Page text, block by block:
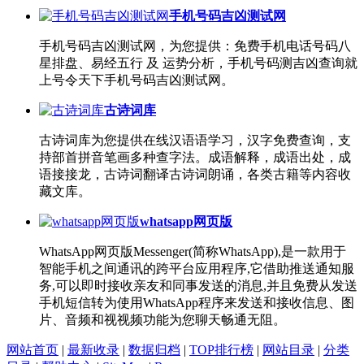
手机号码吉凶测试网
手机号码吉凶测试网，为您提供：免费手机电话号码八
星排盘、易经五行 及 运势分析，手机号码测吉凶查询就
上号令天下手机号码吉凶测试网。
古诗词库
古诗词库为您提供在线汉语语学习，汉字免费查询，支
持部首拼音笔画多种查字法。成语解释，成语出处，成
语接接龙，古诗词翻译古诗词朗诵，各类古籍等内容收
藏文库。
whatsapp网页版
WhatsApp网页版Messenger(简称WhatsApp),是一款用于
智能手机之间通讯的跨平台应用程序,它借助推送通知服
务,可以即时接收亲友和同事发送的消息,并且免费从发送
手机短信转为使用WhatsApp程序来发送和接收信息、图
片、音频和视视频功能为您聊天畅通无阻。
网站首页 | 最新收录 | 数据归档 | TOP排行榜 | 网站目录 | 分类